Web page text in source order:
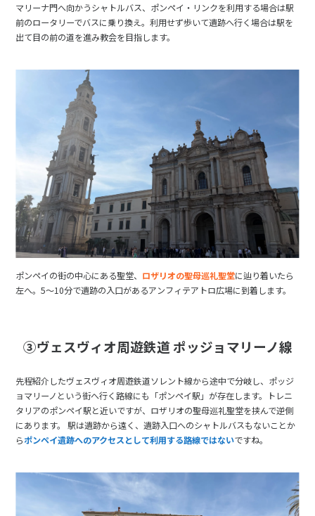
マリーナ門へ向かうシャトルバス、ポンペイ・リンクを利用する場合は駅
前のロータリーでバスに乗り換え。利用せず歩いて遺跡へ行く場合は駅を
出て目の前の道を進み教会を目指します。
ポンペイの街の中心にある聖堂、 ロザリオの聖母巡礼聖堂に辿り着いたら
左へ。5～10分で遺跡の入口があるアンフィテアトロ広場に到着します。
③ヴェスヴィオ周遊鉄道 ポッジョマリーノ線
先程紹介したヴェスヴィオ周遊鉄道ソレント線から途中で分岐し、ポッジ
ョマリーノという街へ行く路線にも「ポンペイ駅」が存在します。トレニ
タリアのポンペイ駅と近いですが、ロザリオの聖母巡礼聖堂を挟んで逆側
にあります。 駅は遺跡から遠く、遺跡入口へのシャトルバスもないことか
らポンペイ遺跡へのアクセスとして利用する路線ではないですね。